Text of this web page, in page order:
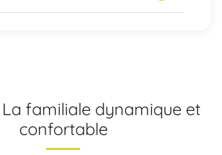
La familiale dynamique et
confortable